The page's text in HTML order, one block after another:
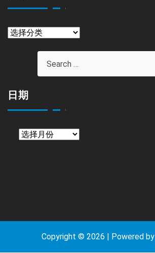
栏
日期
Copyright © 2026 | Powered by